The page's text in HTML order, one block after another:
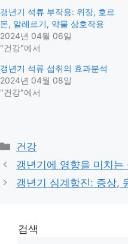
갱년기 석류 부작용: 위장, 호르
몬, 알레르기, 약물 상호작용
2024년 04월 06일
"건강"에서
갱년기 석류 섭취의 효과분석
2024년 04월 08일
"건강"에서
Categories
건강
갱년기에 영향을 미치는
갱년기 심계항진: 증상,
검색